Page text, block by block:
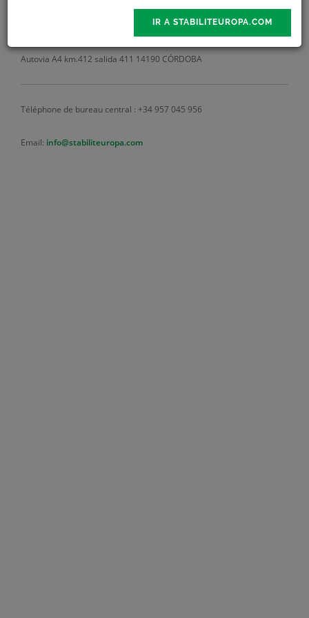
Autovia A4 km.412 salida 411 14190 CÓRDOBA
Téléphone de bureau central : +34 957 045 956
Email: info@stabiliteuropa.com
IR A STABILITEUROPA.COM